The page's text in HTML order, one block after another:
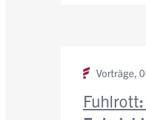
Vorträge,
Fuhlrott